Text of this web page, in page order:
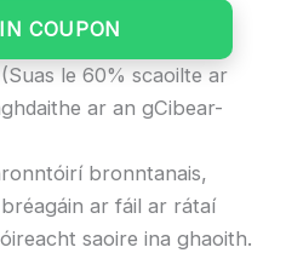
COUPON
le 60% scaoilte ar
ar an gCibear-
bronntanais,
ar fáil ar rátaí
saoire ina ghaoith.